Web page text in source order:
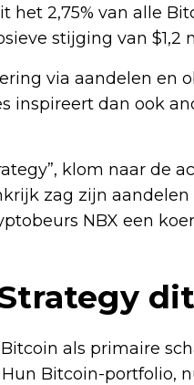
het 2,75% van alle
stijging van
via aandelen en
inspireert dan ook
klom naar de
zag zijn
NBX een
Bitcoin als primaire
Bitcoin-portfolio,